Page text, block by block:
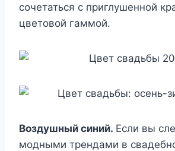
сочетаться с приглушенной
цветовой гаммой.
Воздушный синий. Если вы
модными трендами в